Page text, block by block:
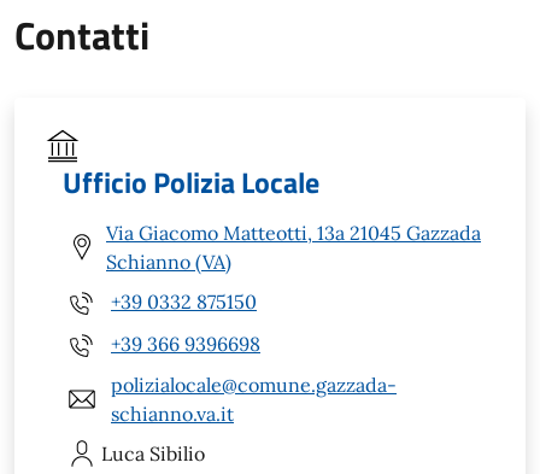
Contatti
Ufficio Polizia Locale
Via Giacomo Matteotti, 13a 21045 Gazzada
Schianno (VA)
+39 0332 875150
+39 366 9396698
polizialocale@comune.gazzada-
schianno.va.it
Luca Sibilio